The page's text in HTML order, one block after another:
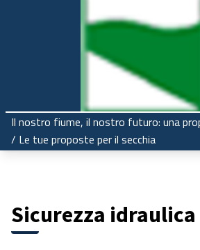
Regione Emilia-Romagna Partecipazione
/ Le tue proposte per il secchia
Sicurezza idraulica